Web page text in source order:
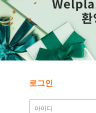
로그인